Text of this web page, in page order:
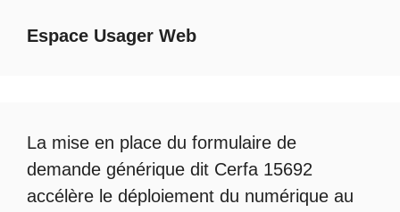
Espace Usager Web
La mise en place du formulaire de
demande générique dit Cerfa 15692
accélère le déploiement du numérique au